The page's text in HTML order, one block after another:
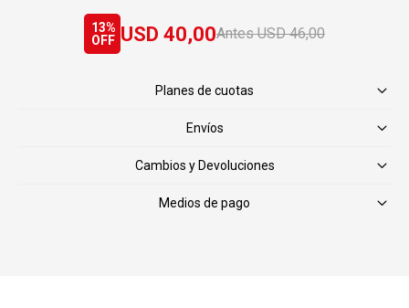
USD 40,00 USD 46,00
13
Planes de cuotas
Envíos
Cambios y Devoluciones
Medios de pago